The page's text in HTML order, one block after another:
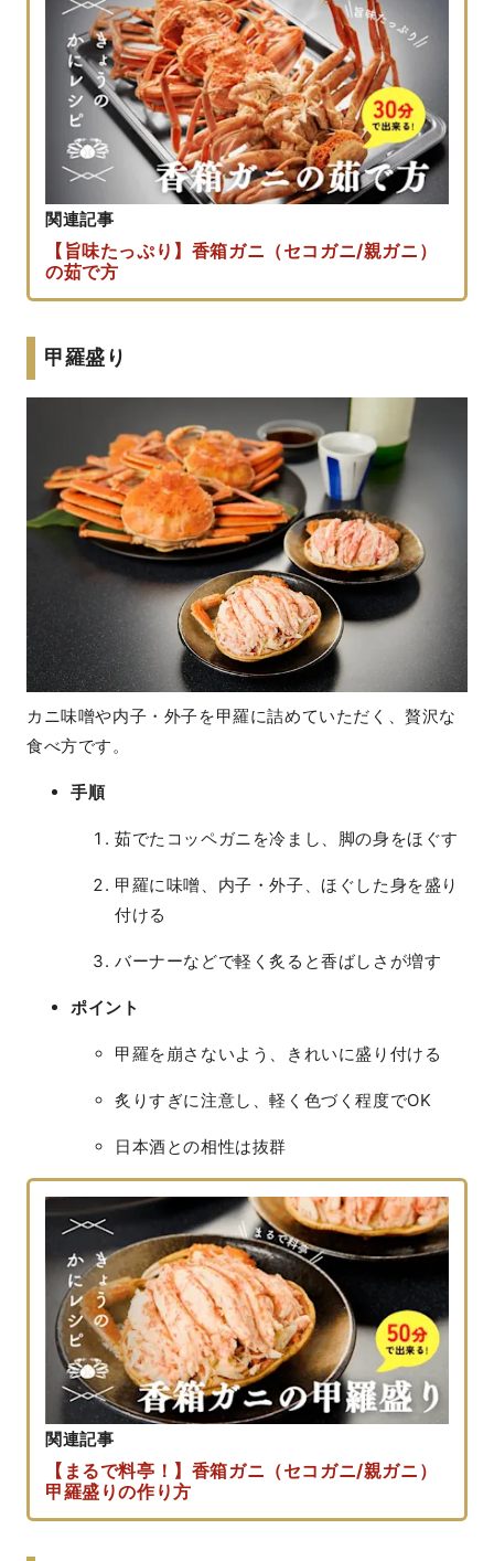
関連記事
【旨味たっぷり】香箱ガニ（セコガニ/親ガニ）
の茹で方
甲羅盛り
カニ味噌や内子・外子を甲羅に詰めていただく、贅沢な
食べ方です。
手順
茹でたコッペガニを冷まし、脚の身をほぐす
甲羅に味噌、内子・外子、ほぐした身を盛り
付ける
バーナーなどで軽く炙ると香ばしさが増す
ポイント
甲羅を崩さないよう、きれいに盛り付ける
炙りすぎに注意し、軽く色づく程度でOK
日本酒との相性は抜群
関連記事
【まるで料亭！】香箱ガニ（セコガニ/親ガニ）
甲羅盛りの作り方